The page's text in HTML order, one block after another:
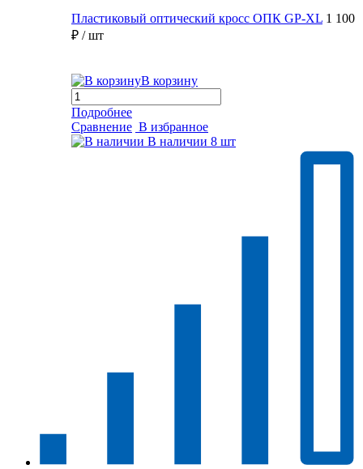
Пластиковый оптический кросс ОПК GP-XL 1 100
₽ / шт
В корзину
Подробнее
Сравнение В избранное
В наличии 8 шт